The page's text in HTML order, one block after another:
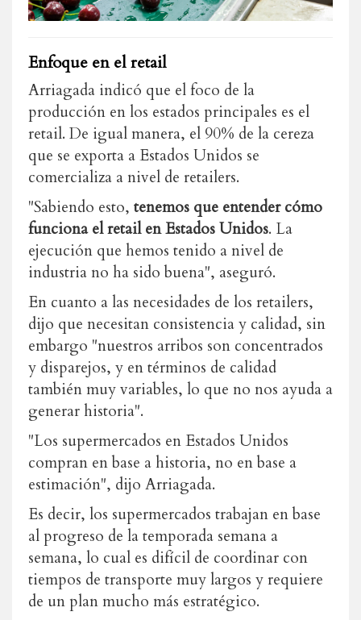
Enfoque en el retail
Arriagada indicó que el foco de la
producción en los estados principales es el
retail. De igual manera, el 90% de la cereza
que se exporta a Estados Unidos se
comercializa a nivel de retailers.
"Sabiendo esto, tenemos que entender cómo
funciona el retail en Estados Unidos. La
ejecución que hemos tenido a nivel de
industria no ha sido buena", aseguró.
En cuanto a las necesidades de los retailers,
dijo que necesitan consistencia y calidad, sin
embargo "nuestros arribos son concentrados
y disparejos, y en términos de calidad
también muy variables, lo que no nos ayuda a
generar historia".
"Los supermercados en Estados Unidos
compran en base a historia, no en base a
estimación", dijo Arriagada.
Es decir, los supermercados trabajan en base
al progreso de la temporada semana a
semana, lo cual es difícil de coordinar con
tiempos de transporte muy largos y requiere
de un plan mucho más estratégico.